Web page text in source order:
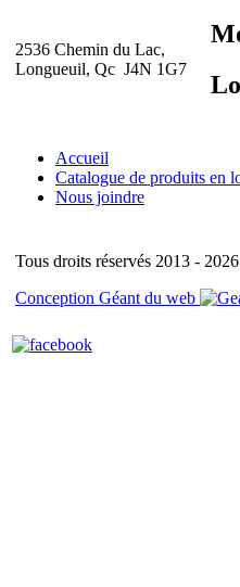
2536 Chemin du Lac,
Longueuil, Qc J4N 1G7
Accueil
Catalogue de produits en
Nous joindre
Tous droits réservés 2013 -
Conception Géant du web